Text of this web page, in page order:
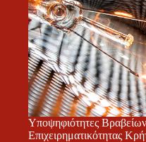
Υποψηφιότητες
Επιχειρηματικότητας